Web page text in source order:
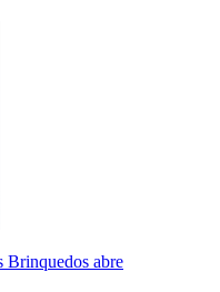
Brinquedos abre